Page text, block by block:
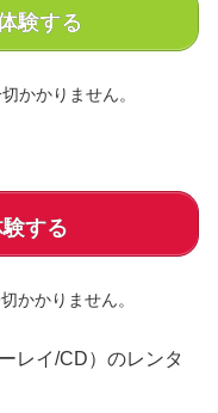
験する
かかりません。
する
かかりません。
レイ/CD）のレンタ